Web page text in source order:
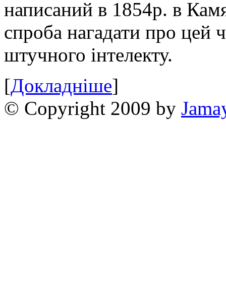
написаний в 1854р. в
спроба нагадати про цей
штучного інтелекту.
[Докладніше]
© Copyright 2009 by